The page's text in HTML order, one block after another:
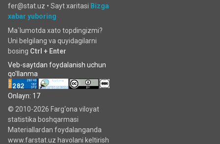
fer@stat.uz • Sayt xaritasi Bizga
xabar yuboring
Ma`lumotda xato topdingizmi?
Uni belgilang va quyidagilarni
bosing Ctrl + Enter
Veb-saytdan foydalanish uchun
qo'llanma
Onlayn: 17
© 2010-2026 Farg‘ona viloyat
statistika boshqarmasi
Materiallardan foydalanganda
www.farstat.uz havolani keltirish